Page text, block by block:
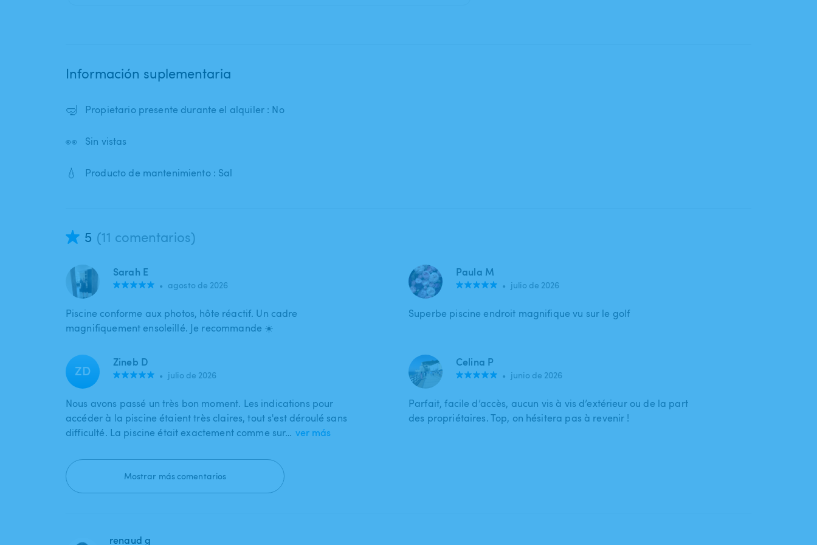
Información suplementaria
🤿 Propietario presente durante el alquiler : No
👀 Sin vistas
💧 Producto de mantenimiento : Sal
5 (11 comentarios)
Sarah E
• agosto de 2026
Piscine conforme aux photos, hôte réactif. Un cadre
magnifiquement ensoleillé. Je recommande ☀️
Paula M
• julio de 2026
Superbe piscine endroit magnifique vu sur le golf
ZD Zineb D
• julio de 2026
Nous avons passé un très bon moment. Les indications pour
accéder à la piscine étaient très claires, tout s'est déroulé sans
difficulté. La piscine était exactement comme sur… ver más
Celina P
• junio de 2026
Parfait, facile d’accès, aucun vis à vis d’extérieur ou de la part
des propriétaires. Top, on hésitera pas à revenir !
Mostrar más comentarios
renaud g